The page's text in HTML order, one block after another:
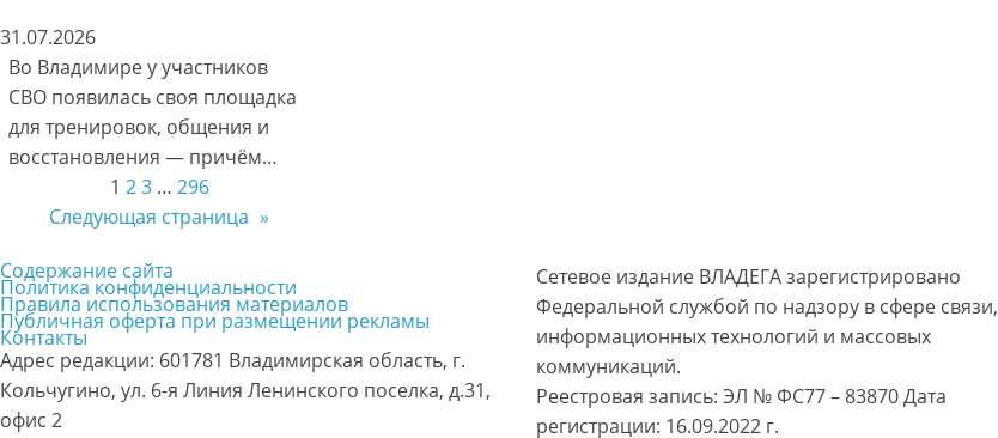
31.07.2026
Во Владимире у участников
СВО появилась своя площадка
для тренировок, общения и
восстановления — причём…
1 23 … 296
Следующая страница »
Содержание сайта
Политика конфиденциальности
Правила использования материалов
Публичная оферта при размещении рекламы
Контакты
Адрес редакции: 601781 Владимирская область, г.
Кольчугино, ул. 6-я Линия Ленинского поселка, д.31,
офис 2
Сетевое издание ВЛАДЕГА зарегистрировано
Федеральной службой по надзору в сфере связи,
информационных технологий и массовых
коммуникаций.
Реестровая запись: ЭЛ № ФС77 – 83870 Дата
регистрации: 16.09.2022 г.